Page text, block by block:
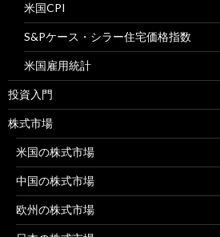
米国CPI
S&Pケース・シラー住宅価格指数
米国雇用統計
投資入門
株式市場
米国の株式市場
中国の株式市場
欧州の株式市場